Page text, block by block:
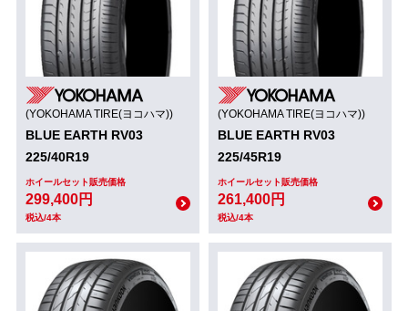
(YOKOHAMA TIRE(ヨコハマ))
BLUE EARTH RV03
225/40R19
ホイールセット販売価格
299,400円
税込/4本
(YOKOHAMA TIRE(ヨコハマ))
BLUE EARTH RV03
225/45R19
ホイールセット販売価格
261,400円
税込/4本